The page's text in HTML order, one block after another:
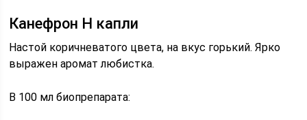
Канефрон Н капли
Настой коричневатого цвета, на вкус горький. Ярко
выражен аромат любистка.
В 100 мл биопрепарата: